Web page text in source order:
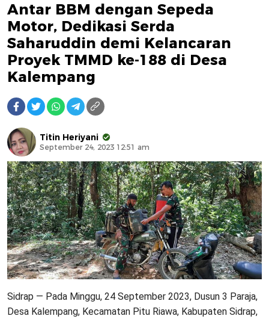
Antar BBM dengan Sepeda
Motor, Dedikasi Serda
Saharuddin demi Kelancaran
Proyek TMMD ke-188 di Desa
Kalempang
Titin Heriyani
September 24, 2023 12:51 am
Sidrap — Pada Minggu, 24 September 2023, Dusun 3 Paraja,
Desa Kalempang, Kecamatan Pitu Riawa, Kabupaten Sidrap,